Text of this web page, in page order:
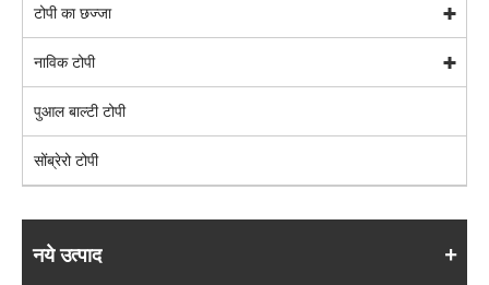
टोपी का छज्जा
नाविक टोपी
पुआल बाल्टी टोपी
सोंब्रेरो टोपी
नये उत्पाद